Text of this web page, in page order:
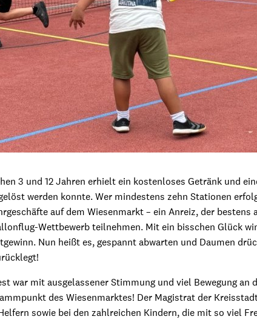
3 und 12 Jahren erhielt ein kostenloses Getränk und
werden konnte. Wer mindestens zehn Stationen
auf dem Wiesenmarkt – ein Anreiz, der
Wettbewerb teilnehmen. Mit ein bisschen Glück
Nun heißt es, gespannt abwarten und Daumen
war mit ausgelassener Stimmung und viel Bewegung an
des Wiesenmarktes! Der Magistrat der
sowie bei den zahlreichen Kindern, die mit so viel